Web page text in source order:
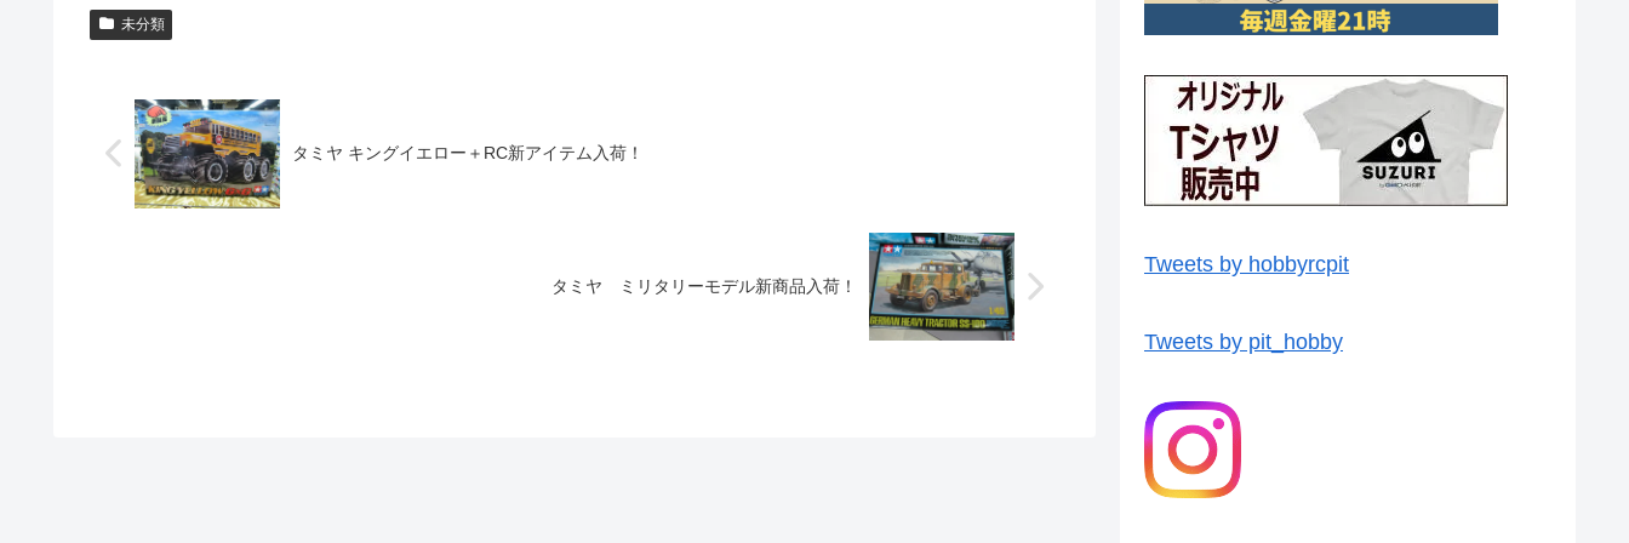
未分類
タミヤ キングイエロー＋RC新アイテム入荷！
タミヤ ミリタリーモデル新商品入荷！
Tweets by hobbyrcpit
Tweets by pit_hobby